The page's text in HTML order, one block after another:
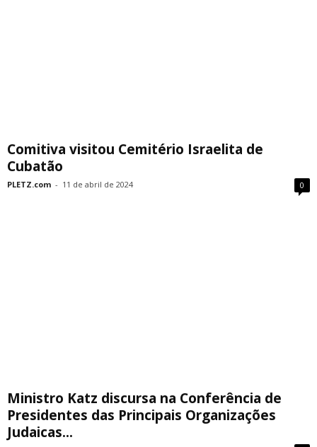
Comitiva visitou Cemitério Israelita de
Cubatão
PLETZ.com - 11 de abril de 2024 0
Ministro Katz discursa na Conferência de
Presidentes das Principais Organizações
Judaicas...